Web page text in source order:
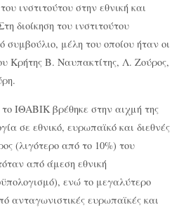
ινστιτούτου στην εθνική και
διοίκηση του ινστιτούτου
συμβούλιο, μέλη του οποίου ήταν οι
Κρήτης Β. Ναυπακτίτης, Λ. Ζούρος,
ΙΘΑΒΙΚ βρέθηκε στην αιχμή της
σε εθνικό, ευρωπαϊκό και διεθνές
(λιγότερο από το 10%) του
από άμεση εθνική
ενώ το μεγαλύτερο
ανταγωνιστικές ευρωπαϊκές και